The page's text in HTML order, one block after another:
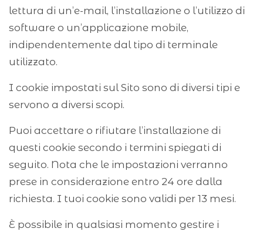
lettura di un’e-mail, l’installazione o l’utilizzo di
software o un’applicazione mobile,
indipendentemente dal tipo di terminale
utilizzato.
I cookie impostati sul Sito sono di diversi tipi e
servono a diversi scopi.
Puoi accettare o rifiutare l’installazione di
questi cookie secondo i termini spiegati di
seguito. Nota che le impostazioni verranno
prese in considerazione entro 24 ore dalla
richiesta. I tuoi cookie sono validi per 13 mesi.
È possibile in qualsiasi momento gestire i